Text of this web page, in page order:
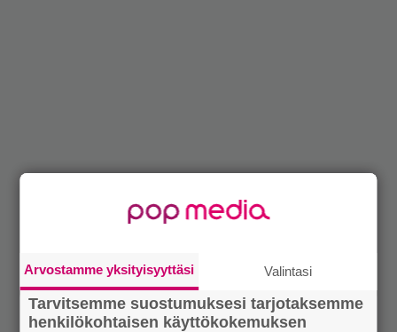
Arvostamme yksityisyyttäsi Valintasi
Tarvitsemme suostumuksesi tarjotaksemme
henkilökohtaisen käyttökokemuksen